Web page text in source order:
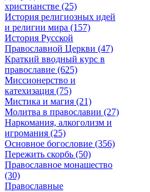
христианстве (25)
История религиозных идей
и религии мира (157)
История Русской
Православной Церкви (47)
Краткий вводный курс в
православие (625)
Миссионерство и
катехизация (75)
Мистика и магия (21)
Молитва в православии (27)
Наркомания, алкоголизм и
игромания (25)
Основное богословие (356)
Пережить скорбь (50)
Православное монашество
(30)
Православные